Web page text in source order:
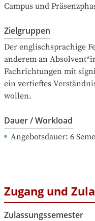
Campus und
Zielgruppen
Der englischsprachige
anderem an
Fachrichtungen mit
ein vertieftes
wollen.
Dauer / Workload
Angebotsdauer: 6
Zugang und
Zulassungssemester